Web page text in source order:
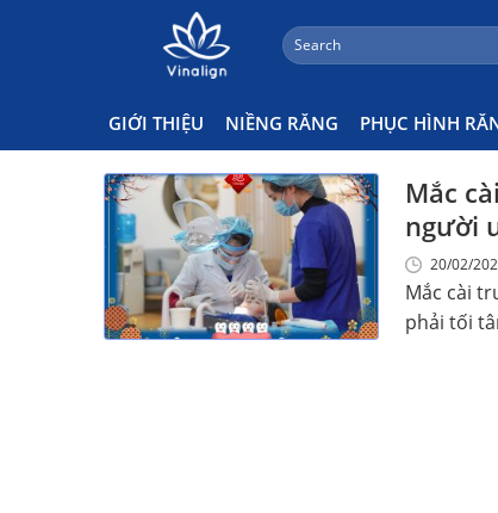
Search
for:
GIỚI THIỆU NIỀNG RĂNG PHỤC HÌNH
Niềng Răng Mắc Cài
Mắc
người
20/02/
Mắc cài
phải tối